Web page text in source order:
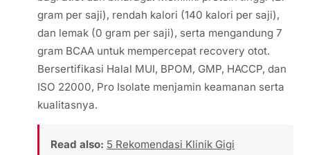
gram per saji), rendah kalori (140 kalori per saji),
dan lemak (0 gram per saji), serta mengandung 7
gram BCAA untuk mempercepat recovery otot.
Bersertifikasi Halal MUI, BPOM, GMP, HACCP, dan
ISO 22000, Pro Isolate menjamin keamanan serta
kualitasnya.
Read also: 5 Rekomendasi Klinik Gigi